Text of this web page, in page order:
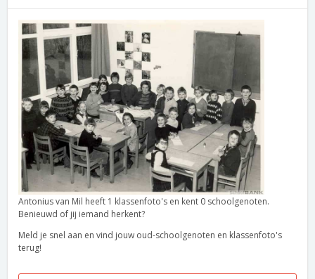
Antonius van Mil heeft 1 klassenfoto's en kent 0 schoolgenoten.
Benieuwd of jij iemand herkent?
Meld je snel aan en vind jouw oud-schoolgenoten en klassenfoto's
terug!